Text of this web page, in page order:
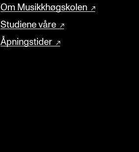
Om Musikkhøgskolen
Studiene våre
Åpningstider